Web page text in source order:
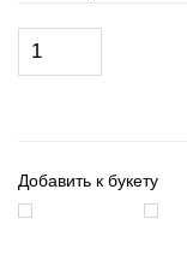
Добавить к букету